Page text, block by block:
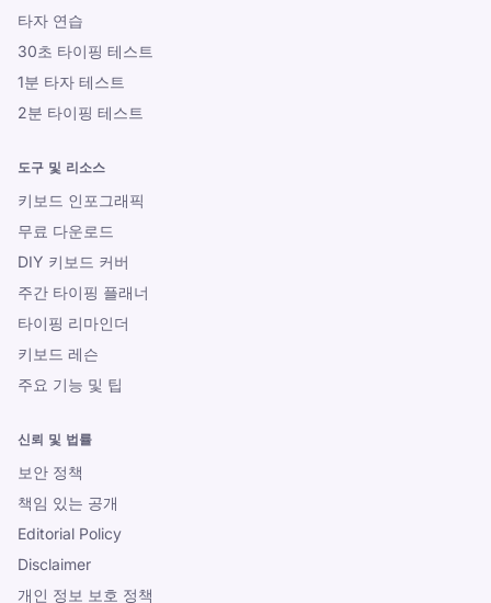
타자 연습
30초 타이핑 테스트
1분 타자 테스트
2분 타이핑 테스트
도구 및 리소스
키보드 인포그래픽
무료 다운로드
DIY 키보드 커버
주간 타이핑 플래너
타이핑 리마인더
키보드 레슨
주요 기능 및 팁
신뢰 및 법률
보안 정책
책임 있는 공개
Editorial Policy
Disclaimer
개인 정보 보호 정책